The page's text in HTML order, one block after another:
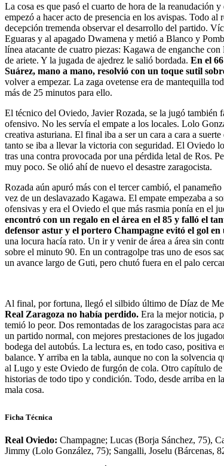
La cosa es que pasó el cuarto de hora de la reanudación
empezó a hacer acto de presencia en los avispas. Todo
decepción tremenda observar el desarrollo del partido.
Eguaras y al apagado Dwamena y metió a Blanco y
línea atacante de cuatro piezas: Kagawa de enganche
de ariete. Y la jugada de ajedrez le salió bordada. En el
Suárez, mano a mano, resolvió con un toque sutil
volver a empezar. La zaga ovetense era de mantequilla
más de 25 minutos para ello.
El técnico del Oviedo, Javier Rozada, se la jugó
ofensivo. No les servía el empate a los locales. Lolo
creativa asturiana. El final iba a ser un cara a cara a
tanto se iba a llevar la victoria con seguridad. El Oviedo
tras una contra provocada por una pérdida letal de Ros.
muy poco. Se olió ahí de nuevo el desastre zaragocista.
Rozada aún apuró más con el tercer cambió, el
vez de un deslavazado Kagawa. El empate empezaba a
ofensivas y era el Oviedo el que más rasmia ponía en el
encontró con un regalo en el área en el 85 y falló el
defensor astur y el portero Champagne evitó el gol
una locura hacía rato. Un ir y venir de área a área sin
sobre el minuto 90. En un contragolpe tras uno de esos
un avance largo de Guti, pero chutó fuera en el palo
Al final, por fortuna, llegó el silbido último de Díaz de
Real Zaragoza no había perdido. Era la mejor noticia,
temió lo peor. Dos remontadas de los zaragocistas para
un partido normal, con mejores prestaciones de los
bodega del autobús. La lectura es, en todo caso, positiva
balance. Y arriba en la tabla, aunque no con la solvencia
al Lugo y este Oviedo de furgón de cola. Otro capítulo
historias de todo tipo y condición. Todo, desde arriba en
mala cosa.
Ficha Técnica
Real Oviedo: Champagne; Lucas (Borja Sánchez, 75),
Jimmy (Lolo González, 75); Sangalli, Joselu (Bárcenas,